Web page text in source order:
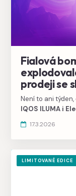
Fialová
prodeji se
Není to ani
IQOS ILUMA i
A hle, už je v
17.3.2026
LIMITOVANÉ EDICE